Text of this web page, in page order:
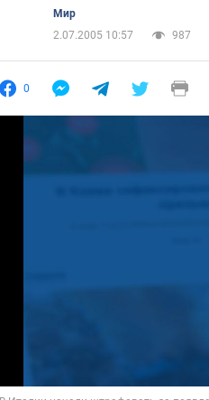
Мир
2.07.2005 10:57
987
0